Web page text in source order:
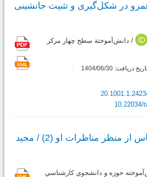
در شکل‌گیری و تثبیت جانشینی
/ دانش‌آموختة سطح چهار مرکز
دریافت: 1404/06/30
10.22034/
تشیّع عبدالله بن عباس از منظر مناظرات او (2) / مجید
حوزه و دانشجوي كارشناسي